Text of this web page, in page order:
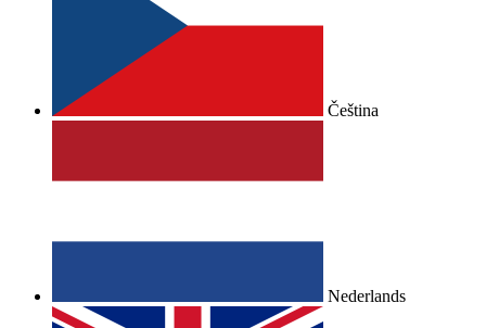
Čeština
Nederlands